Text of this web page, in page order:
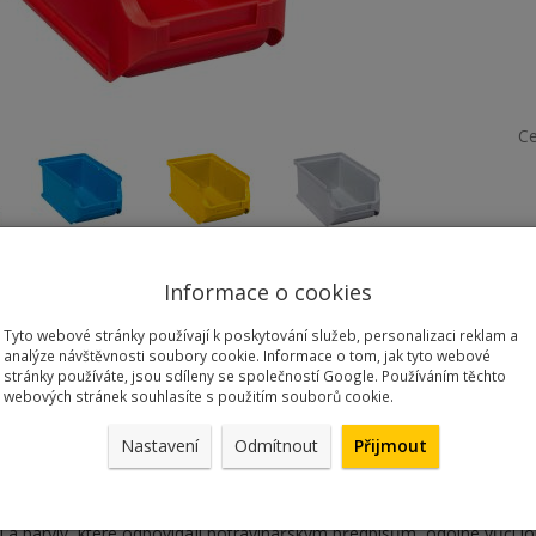
plastový box 102 x 160 x 75 mm
zásobníky v nejvyšší kvalitě vysoká stabilita a únosnost,
Vnější rozměry boxů š x h x v = 102 x 160 x 75 mm, vnitřní
boxu umístěného na polici a při zavěšení na kovovou lištu = max.
°C do +60 °C, nárazuvzdorné a odolné vůči mechanickému
Informace o cookies
Tyto webové stránky používají k poskytování služeb, personalizaci reklam a
analýze návštěvnosti soubory cookie. Informace o tom, jak tyto webové
stránky používáte, jsou sdíleny se společností Google. Používáním těchto
webových stránek souhlasíte s použitím souborů cookie.
Nastavení Odmítnout Přijmout